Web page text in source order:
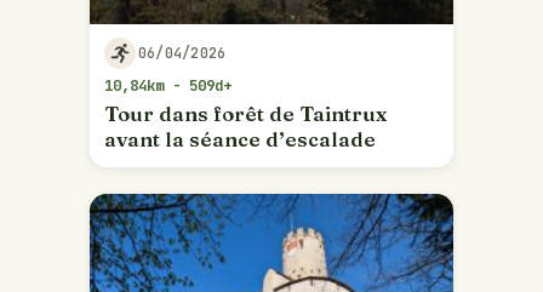
06/04/2026
10,84km - 509d+
Tour dans forêt de Taintrux
avant la séance d’escalade